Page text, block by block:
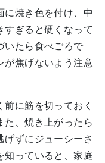
に焼き色を付け、中
すぎると硬くなって
いたら食べごろで
が焦げないよう注意
に筋を切っておく
た、焼き上がったら
ずにジューシーさ
知っていると、家庭